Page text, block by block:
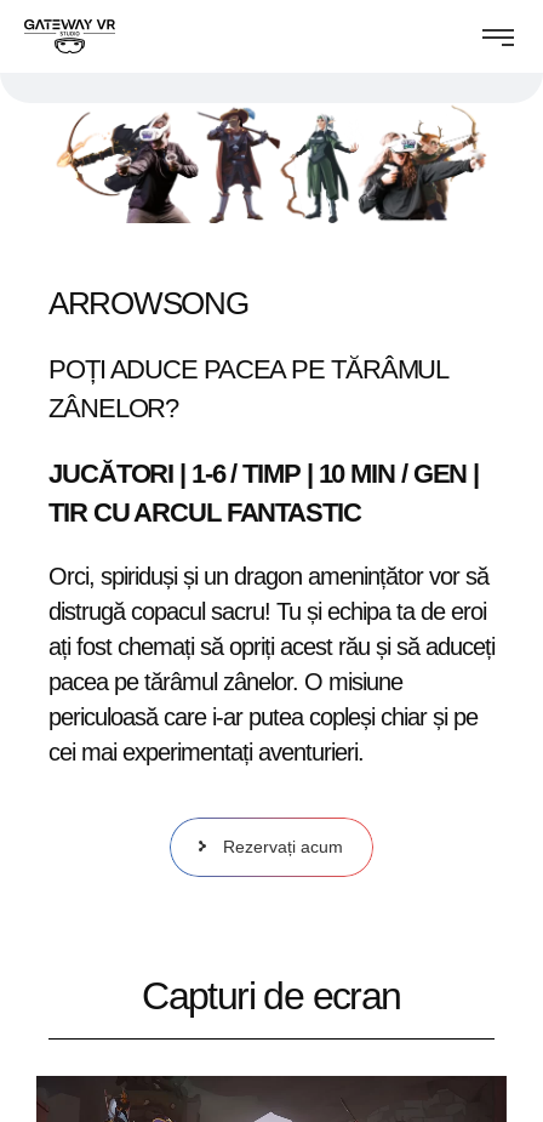
ARROWSONG
POȚI ADUCE PACEA PE TĂRÂMUL
ZÂNELOR?
JUCĂTORI | 1-6 / TIMP | 10 MIN / GEN |
TIR CU ARCUL FANTASTIC
Orci, spiriduși și un dragon amenințător vor să
distrugă copacul sacru! Tu și echipa ta de eroi
ați fost chemați să opriți acest rău și să aduceți
pacea pe tărâmul zânelor. O misiune
periculoasă care i-ar putea copleși chiar și pe
cei mai experimentați aventurieri.
Rezervați acum
Capturi de ecran